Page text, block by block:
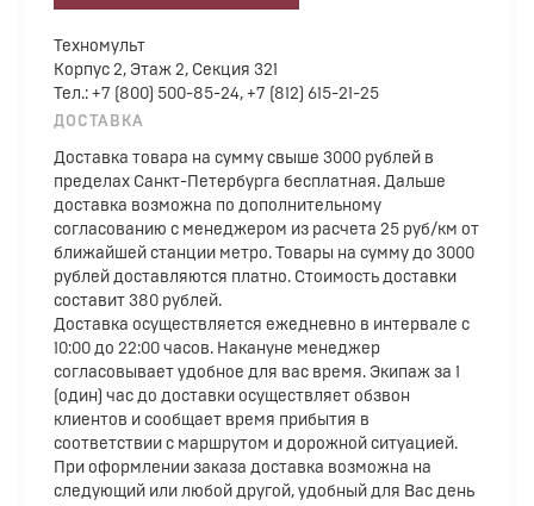
Техномульт
Корпус 2, Этаж 2, Секция 321
Тел.: +7 (800) 500-85-24, +7 (812) 615-21-25
ДОСТАВКА
Доставка товара на сумму свыше 3000 рублей в
пределах Санкт-Петербурга бесплатная. Дальше
доставка возможна по дополнительному
согласованию с менеджером из расчета 25 руб/км от
ближайшей станции метро. Товары на сумму до 3000
рублей доставляются платно. Стоимость доставки
составит 380 рублей.
Доставка осуществляется ежедневно в интервале с
10:00 до 22:00 часов. Накануне менеджер
согласовывает удобное для вас время. Экипаж за 1
(один) час до доставки осуществляет обзвон
клиентов и сообщает время прибытия в
соответствии с маршрутом и дорожной ситуацией.
При оформлении заказа доставка возможна на
следующий или любой другой, удобный для Вас день